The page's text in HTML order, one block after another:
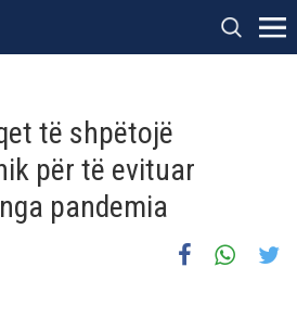
të shpëtojë
për të evituar
pandemia